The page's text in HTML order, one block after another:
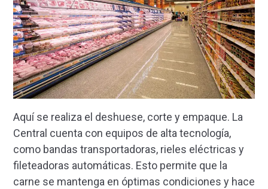
Aquí se realiza el deshuese, corte y empaque. La
Central cuenta con equipos de alta tecnología,
como bandas transportadoras, rieles eléctricas y
fileteadoras automáticas. Esto permite que la
carne se mantenga en óptimas condiciones y hace